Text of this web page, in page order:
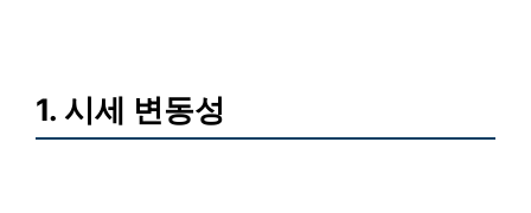
1. 시세 변동성